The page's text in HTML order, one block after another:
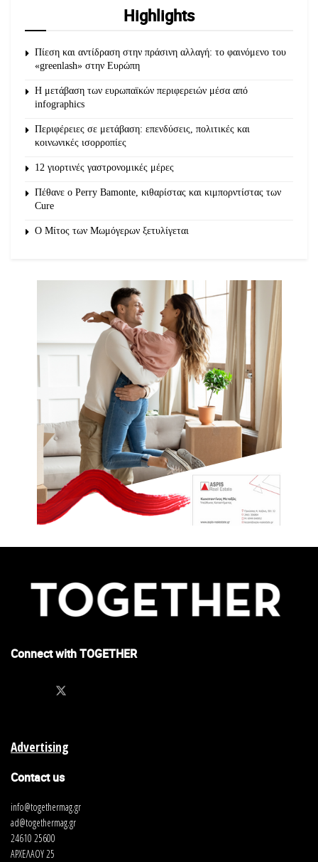
Highlights
Πίεση και αντίδραση στην πράσινη αλλαγή: το φαινόμενο του
«greenlash» στην Ευρώπη
Η μετάβαση των ευρωπαϊκών περιφερειών μέσα από
infographics
Περιφέρειες σε μετάβαση: επενδύσεις, πολιτικές και
κοινωνικές ισορροπίες
12 γιορτινές γαστρονομικές μέρες
Πέθανε ο Perry Bamonte, κιθαρίστας και κιμπορντίστας των
Cure
O Μίτος των Μωμόγερων ξετυλίγεται
Connect with TOGETHER
Advertising
Contact us
info@togethermag.gr
ad@togethermag.gr
24610 25600
ΑΡΧΕΛΑΟΥ 25